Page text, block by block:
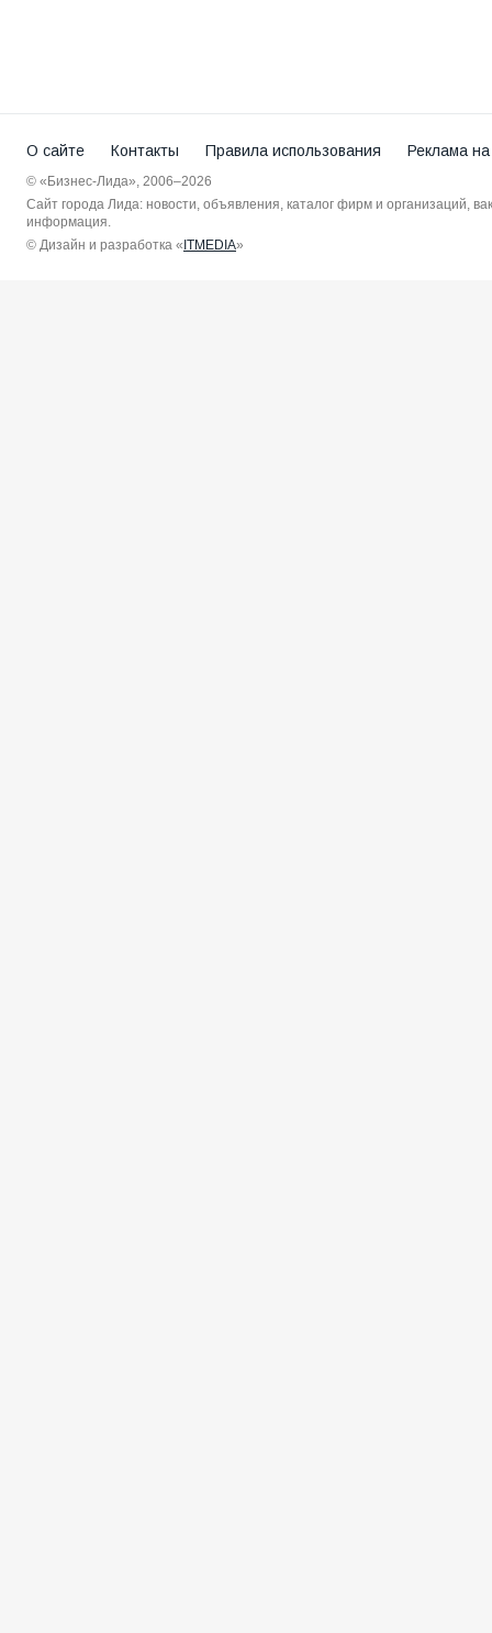
О сайте Контакты Правила использования Реклама
© «Бизнес-Лида», 2006–2026
Сайт города Лида: новости, объявления, каталог фирм и организаций,
информация.
© Дизайн и разработка « ITMEDIA»